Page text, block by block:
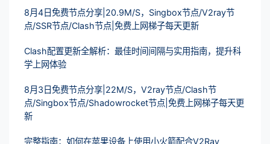
8月4日免费节点分享|20.9M/S，Singbox节点/V2ray节
点/SSR节点/Clash节点|免费上网梯子每天更新
Clash配置更新全解析：最佳时间间隔与实用指南，提升科
学上网体验
8月3日免费节点分享|22M/S，V2ray节点/Clash节
点/Singbox节点/Shadowrocket节点|免费上网梯子每天更
新
完整指南：如何在苹果设备上使用小火箭配合V2Ray